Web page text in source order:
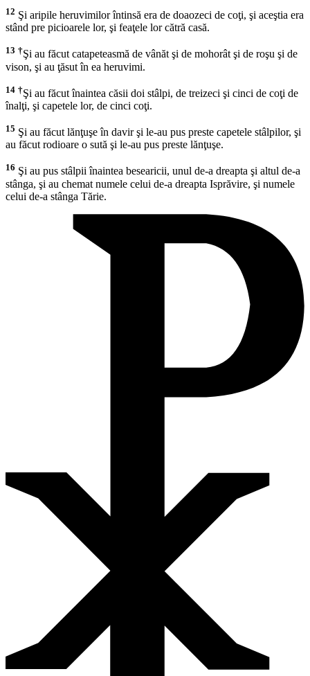
12 Şi aripile heruvimilor întinsă era de doaozeci de coţi, şi aceştia era
stând pre picioarele lor, şi feaţele lor cătră casă.
13 †Şi au făcut catapeteasmă de vânăt şi de mohorât şi de roşu şi de
vison, şi au ţăsut în ea heruvimi.
14 †Şi au făcut înaintea căsii doi stâlpi, de treizeci şi cinci de coţi de
înalţi, şi capetele lor, de cinci coţi.
15 Şi au făcut lănţuşe în davir şi le-au pus preste capetele stâlpilor, şi
au făcut rodioare o sută şi le-au pus preste lănţuşe.
16 Şi au pus stâlpii înaintea besearicii, unul de-a dreapta şi altul de-a
stânga, şi au chemat numele celui de-a dreapta Isprăvire, şi numele
celui de-a stânga Tărie.